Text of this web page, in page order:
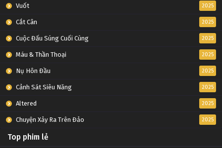
Vuốt 2025
Cắt Cân 2025
Cuộc Đấu Súng Cuối Cùng 2025
Máu & Thần Thoại 2025
Nụ Hôn Đầu 2025
Cảnh Sát Siêu Năng 2025
Altered 2025
Chuyện Xảy Ra Trên Đảo 2025
Top phim lẻ